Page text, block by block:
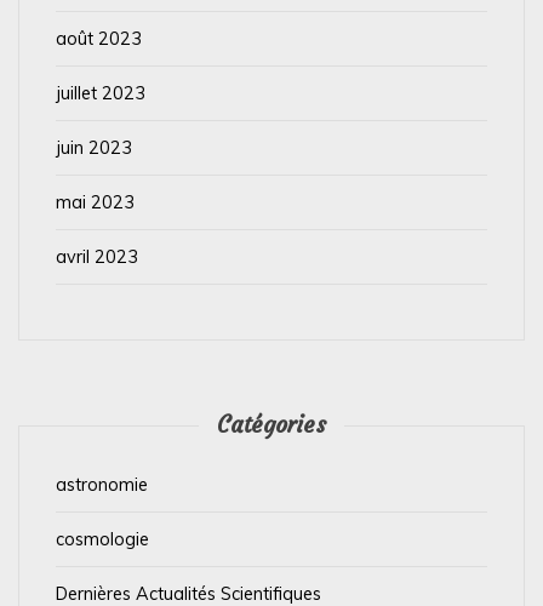
août 2023
juillet 2023
juin 2023
mai 2023
avril 2023
Catégories
astronomie
cosmologie
Dernières Actualités Scientifiques